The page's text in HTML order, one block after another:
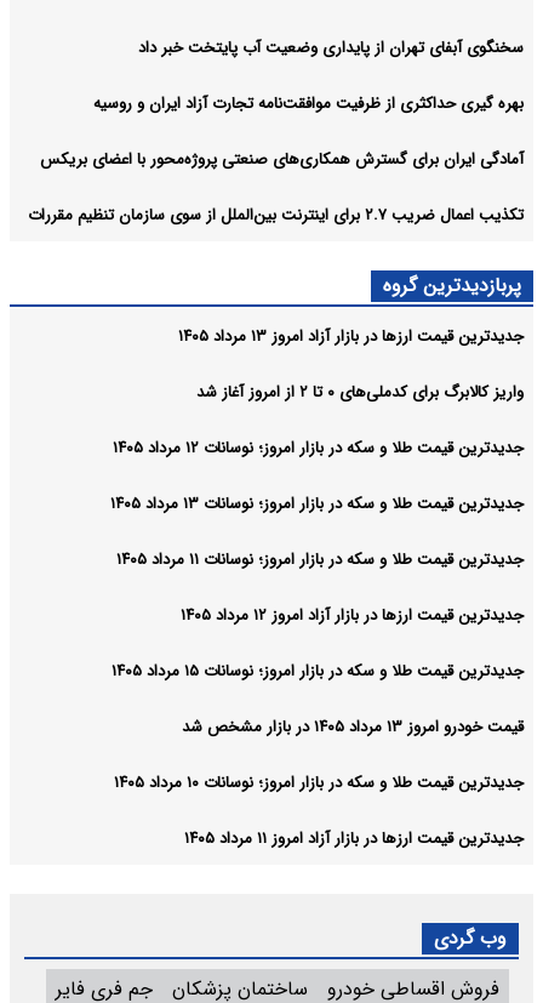
سخنگوی آبفای تهران از پایداری وضعیت آب پایتخت خبر داد
بهره گیری حداکثری از ظرفیت موافقت‌نامه تجارت آزاد ایران و روسیه
آمادگی ایران برای گسترش همکاری‌های صنعتی پروژه‌محور با اعضای بریکس
تکذیب اعمال ضریب ۲.۷ برای اینترنت بین‌الملل از سوی سازمان تنظیم مقررات
پربازدیدترین گروه
جدیدترین قیمت ارزها در بازار آزاد امروز ۱۳ مرداد ۱۴۰۵
واریز کالابرگ برای کدملی‌های ۰ تا ۲ از امروز آغاز شد
جدیدترین قیمت طلا و سکه در بازار امروز؛ نوسانات ۱۲ مرداد ۱۴۰۵
جدیدترین قیمت طلا و سکه در بازار امروز؛ نوسانات ۱۳ مرداد ۱۴۰۵
جدیدترین قیمت طلا و سکه در بازار امروز؛ نوسانات ۱۱ مرداد ۱۴۰۵
جدیدترین قیمت ارزها در بازار آزاد امروز ۱۲ مرداد ۱۴۰۵
جدیدترین قیمت طلا و سکه در بازار امروز؛ نوسانات ۱۵ مرداد ۱۴۰۵
قیمت خودرو امروز ۱۳ مرداد ۱۴۰۵ در بازار مشخص شد
جدیدترین قیمت طلا و سکه در بازار امروز؛ نوسانات ۱۰ مرداد ۱۴۰۵
جدیدترین قیمت ارزها در بازار آزاد امروز ۱۱ مرداد ۱۴۰۵
وب گردی
فروش اقساطی خودرو
ساختمان پزشکان جم فری فایر